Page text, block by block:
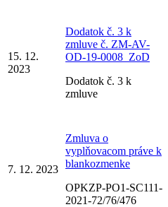
15. 12.
2023
Dodatok č. 3 k
zmluve č. ZM-AV-
OD-19-0008_ZoD
Dodatok č. 3 k
zmluve
7. 12. 2023
Zmluva o
vyplňovacom práve k
blankozmenke
OPKZP-PO1-SC111-
2021-72/76/476